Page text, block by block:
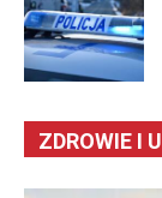
ZDROWIE I